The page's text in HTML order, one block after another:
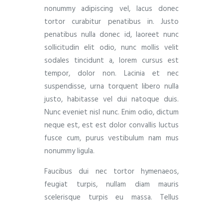
nonummy adipiscing vel, lacus donec
tortor curabitur penatibus in. Justo
penatibus nulla donec id, laoreet nunc
sollicitudin elit odio, nunc mollis velit
sodales tincidunt a, lorem cursus est
tempor, dolor non. Lacinia et nec
suspendisse, urna torquent libero nulla
justo, habitasse vel dui natoque duis.
Nunc eveniet nisl nunc. Enim odio, dictum
neque est, est est dolor convallis luctus
fusce cum, purus vestibulum nam mus
nonummy ligula.
Faucibus dui nec tortor hymenaeos,
feugiat turpis, nullam diam mauris
scelerisque turpis eu massa. Tellus